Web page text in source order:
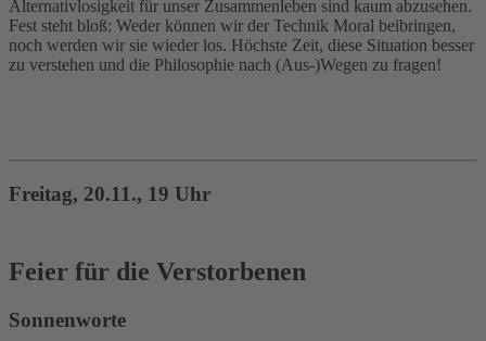
Alternativlosigkeit für unser Zusammenleben sind kaum abzusehen.
Fest steht bloß: Weder können wir der Technik Moral beibringen,
noch werden wir sie wieder los. Höchste Zeit, diese Situation besser
zu verstehen und die Philosophie nach (Aus-)Wegen zu fragen!
Freitag, 20.11., 19 Uhr
Feier für die Verstorbenen
Sonnenworte